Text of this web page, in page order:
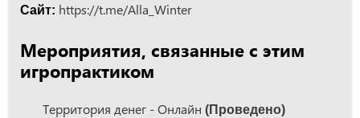
Сайт: https://t.me/Alla_Winter
Мероприятия, связанные с этим
игропрактиком
Территория денег - Онлайн (Проведено)